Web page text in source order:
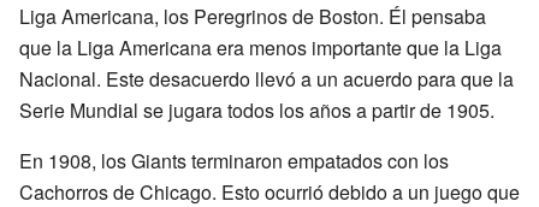
Liga Americana, los Peregrinos de Boston. Él pensaba
que la Liga Americana era menos importante que la Liga
Nacional. Este desacuerdo llevó a un acuerdo para que la
Serie Mundial se jugara todos los años a partir de 1905.
En 1908, los Giants terminaron empatados con los
Cachorros de Chicago. Esto ocurrió debido a un juego que